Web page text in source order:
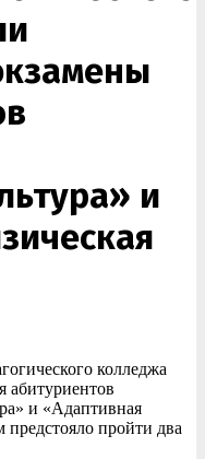
и
колледжа
абитуриентов
и «Адаптивная
предстояло пройти два